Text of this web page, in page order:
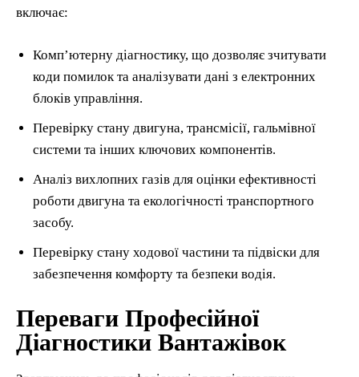
включає:
Комп’ютерну діагностику, що дозволяє зчитувати
коди помилок та аналізувати дані з електронних
блоків управління.
Перевірку стану двигуна, трансмісії, гальмівної
системи та інших ключових компонентів.
Аналіз вихлопних газів для оцінки ефективності
роботи двигуна та екологічності транспортного
засобу.
Перевірку стану ходової частини та підвіски для
забезпечення комфорту та безпеки водія.
Переваги Професійної
Діагностики Вантажівок